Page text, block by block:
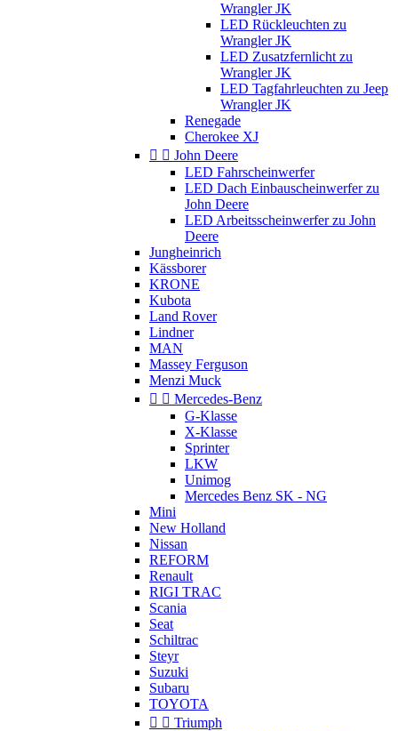
Wrangler JK
LED Rückleuchten zu
Wrangler JK
LED Zusatzfernlicht zu
Wrangler JK
LED Tagfahrleuchten zu Jeep
Wrangler JK
Renegade
Cherokee XJ
  John Deere
LED Fahrscheinwerfer
LED Dach Einbauscheinwerfer zu
John Deere
LED Arbeitsscheinwerfer zu John
Deere
Jungheinrich
Kässborer
KRONE
Kubota
Land Rover
Lindner
MAN
Massey Ferguson
Menzi Muck
  Mercedes-Benz
G-Klasse
X-Klasse
Sprinter
LKW
Unimog
Mercedes Benz SK - NG
Mini
New Holland
Nissan
REFORM
Renault
RIGI TRAC
Scania
Seat
Schiltrac
Steyr
Suzuki
Subaru
TOYOTA
  Triumph